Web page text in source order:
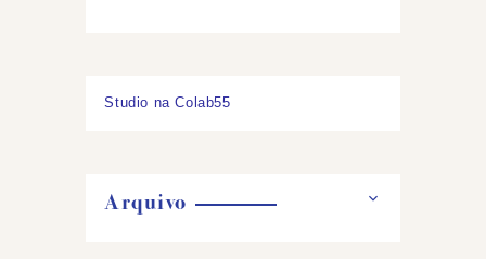
Studio na Colab55
Arquivo